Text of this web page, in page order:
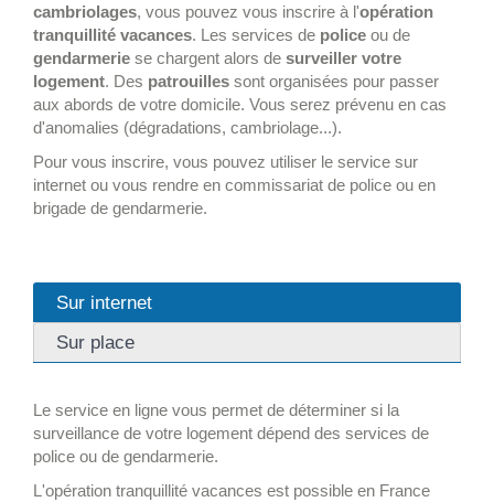
cambriolages, vous pouvez vous inscrire à l'opération
tranquillité vacances. Les services de police ou de
gendarmerie se chargent alors de surveiller votre
logement. Des patrouilles sont organisées pour passer
aux abords de votre domicile. Vous serez prévenu en cas
d'anomalies (dégradations, cambriolage...).
Pour vous inscrire, vous pouvez utiliser le service sur
internet ou vous rendre en commissariat de police ou en
brigade de gendarmerie.
Sur internet
Sur place
Le service en ligne vous permet de déterminer si la
surveillance de votre logement dépend des services de
police ou de gendarmerie.
L'opération tranquillité vacances est possible en France